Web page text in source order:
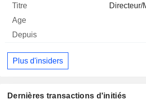
Directeur/
Plus d'insiders
Dernières transactions d'initiés